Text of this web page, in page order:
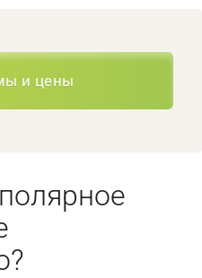
и цены